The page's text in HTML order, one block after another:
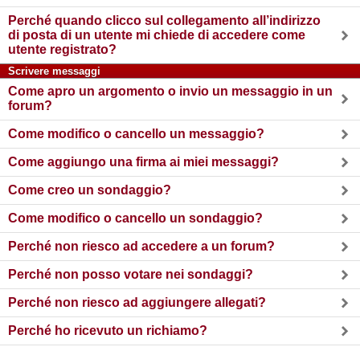
Perché quando clicco sul collegamento all’indirizzo
di posta di un utente mi chiede di accedere come
utente registrato?
Scrivere messaggi
Come apro un argomento o invio un messaggio in un
forum?
Come modifico o cancello un messaggio?
Come aggiungo una firma ai miei messaggi?
Come creo un sondaggio?
Come modifico o cancello un sondaggio?
Perché non riesco ad accedere a un forum?
Perché non posso votare nei sondaggi?
Perché non riesco ad aggiungere allegati?
Perché ho ricevuto un richiamo?